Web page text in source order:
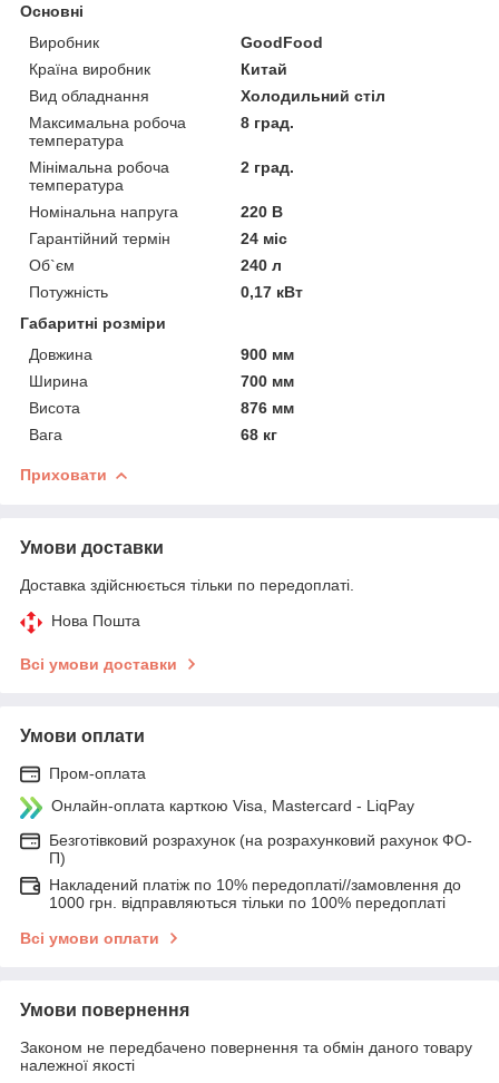
Основні
Виробник
GoodFood
Країна виробник
Китай
Вид обладнання
Холодильний стіл
Максимальна робоча
температура
8 град.
Мінімальна робоча
температура
2 град.
Номінальна напруга
220 В
Гарантійний термін
24 міс
Об`єм
240 л
Потужність
0,17 кВт
Габаритні розміри
Довжина
900 мм
Ширина
700 мм
Висота
876 мм
Вага
68 кг
Приховати
Умови доставки
Доставка здійснюється тільки по передоплаті.
Нова Пошта
Всі умови доставки
Умови оплати
Пром-оплата
Онлайн-оплата карткою Visa, Mastercard - LiqPay
Безготівковий розрахунок (на розрахунковий рахунок ФО-
П)
Накладений платіж по 10% передоплаті//замовлення до
1000 грн. відправляються тільки по 100% передоплаті
Всі умови оплати
Умови повернення
Законом не передбачено повернення та обмін даного товару
належної якості